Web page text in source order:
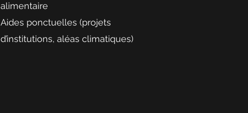
alimentaire
Aides ponctuelles (projets
d’institutions, aléas climatiques)